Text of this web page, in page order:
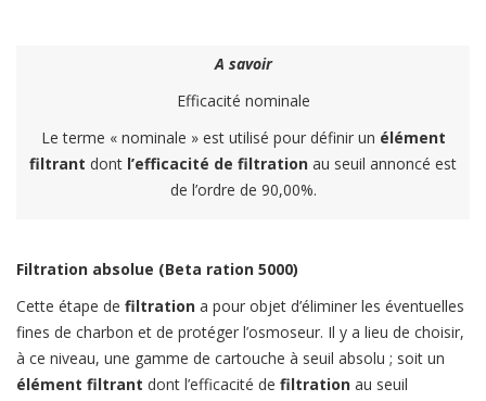
A savoir
Efficacité nominale
Le terme « nominale » est utilisé pour définir un élément
filtrant dont l’efficacité de filtration au seuil annoncé est
de l’ordre de 90,00%.
Filtration absolue (Beta ration 5000)
Cette étape de filtration a pour objet d’éliminer les éventuelles
fines de charbon et de protéger l’osmoseur. Il y a lieu de choisir,
à ce niveau, une gamme de cartouche à seuil absolu ; soit un
élément filtrant dont l’efficacité de filtration au seuil